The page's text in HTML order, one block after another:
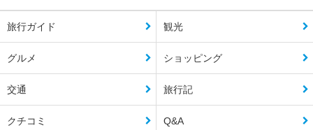
旅行ガイド 観光
グルメ ショッピング
交通 旅行記
クチコミ Q&A